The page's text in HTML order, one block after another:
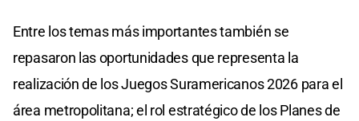
Entre los temas más importantes también se
repasaron las oportunidades que representa la
realización de los Juegos Suramericanos 2026 para el
área metropolitana; el rol estratégico de los Planes de